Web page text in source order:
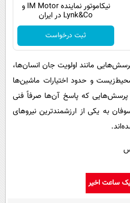
نیکاموتور نماینده IM Motor و
Lynk&Co در ایران
ثبت درخواست
مانند اولویت جان انسان‌ها،
و حدود اختیارات ماشین‌ها
پرسش‌هایی که پاسخ آن‌ها صرفاً فنی
به یکی از ارزشمندترین نیروهای
ساعت اخیر